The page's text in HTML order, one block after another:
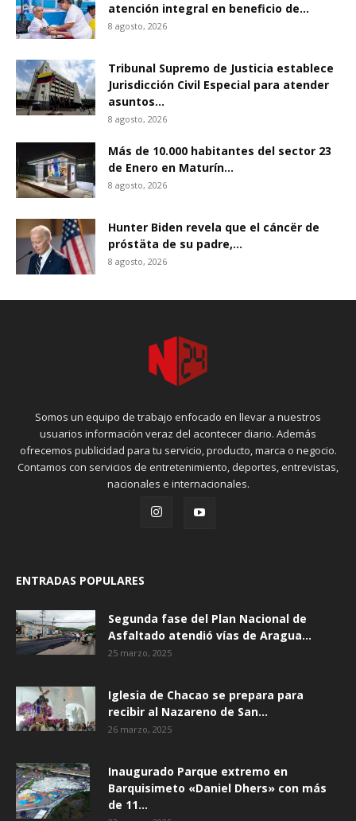
atención integral en beneficio de...
8 agosto, 2026
Tribunal Supremo de Justicia establece
Jurisdicción Civil Especial para atender
asuntos...
8 agosto, 2026
Más de 10.000 habitantes del sector 23
de Enero en Maturín...
8 agosto, 2026
Hunter Biden revela que el cáncër de
próstäta de su padre,...
8 agosto, 2026
Somos un equipo de trabajo enfocado en llevar a nuestros
usuarios información veraz del acontecer diario. Además
ofrecemos publicidad para tu servicio, producto, marca o negocio.
Contamos con servicios de entretenimiento, deportes, entrevistas,
nacionales e internacionales.
ENTRADAS POPULARES
Segunda fase del Plan Nacional de
Asfaltado atendió vías de Aragua...
25 marzo, 2025
Iglesia de Chacao se prepara para
recibir al Nazareno de San...
26 marzo, 2025
Inaugurado Parque extremo en
Barquisimeto «Daniel Dhers» con más
de 11...